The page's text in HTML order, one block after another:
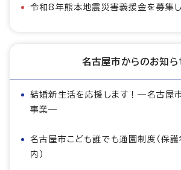
令和8年熊本地震災害義援金を募集
名古屋市からのお知ら
結婚新生活を応援します！―名古屋
事業―
名古屋市こども誰でも通園制度（保
内）